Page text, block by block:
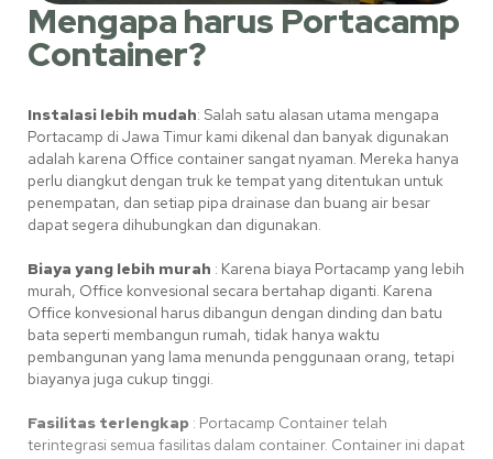
Mengapa harus Portacamp
Container?
Instalasi lebih mudah: Salah satu alasan utama mengapa
Portacamp di Jawa Timur kami dikenal dan banyak digunakan
adalah karena Office container sangat nyaman. Mereka hanya
perlu diangkut dengan truk ke tempat yang ditentukan untuk
penempatan, dan setiap pipa drainase dan buang air besar
dapat segera dihubungkan dan digunakan.
Biaya yang lebih murah : Karena biaya Portacamp yang lebih
murah, Office konvesional secara bertahap diganti. Karena
Office konvesional harus dibangun dengan dinding dan batu
bata seperti membangun rumah, tidak hanya waktu
pembangunan yang lama menunda penggunaan orang, tetapi
biayanya juga cukup tinggi.
Fasilitas terlengkap : Portacamp Container telah
terintegrasi semua fasilitas dalam container. Container ini dapat